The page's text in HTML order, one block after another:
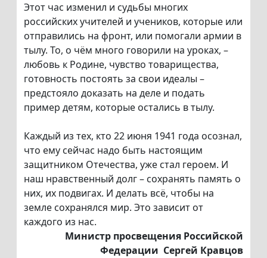
Этот час изменил и судьбы многих
российских учителей и учеников, которые или
отправились на фронт, или помогали армии в
тылу. То, о чём много говорили на уроках, –
любовь к Родине, чувство товарищества,
готовность постоять за свои идеалы –
предстояло доказать на деле и подать
пример детям, которые остались в тылу.
Каждый из тех, кто 22 июня 1941 года осознал,
что ему сейчас надо быть настоящим
защитником Отечества, уже стал героем. И
наш нравственный долг – сохранять память о
них, их подвигах. И делать всё, чтобы на
земле сохранялся мир. Это зависит от
каждого из нас.
Министр просвещения Российской
Федерации Сергей Кравцов